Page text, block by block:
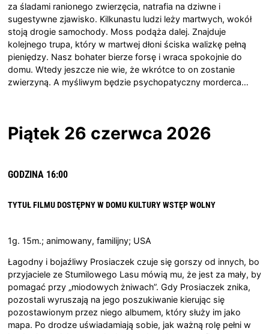
za śladami ranionego zwierzęcia, natrafia na dziwne i
sugestywne zjawisko. Kilkunastu ludzi leży martwych, wokół
stoją drogie samochody. Moss podąża dalej. Znajduje
kolejnego trupa, który w martwej dłoni ściska walizkę pełną
pieniędzy. Nasz bohater bierze forsę i wraca spokojnie do
domu. Wtedy jeszcze nie wie, że wkrótce to on zostanie
zwierzyną. A myśliwym będzie psychopatyczny morderca…
Piątek 26 czerwca 2026
GODZINA 16:00
TYTUŁ FILMU DOSTĘPNY W DOMU KULTURYWSTĘP WOLNY
1g. 15m.; animowany, familijny; USA
Łagodny i bojaźliwy Prosiaczek czuje się gorszy od innych, bo
przyjaciele ze Stumilowego Lasu mówią mu, że jest za mały, by
pomagać przy „miodowych żniwach”. Gdy Prosiaczek znika,
pozostali wyruszają na jego poszukiwanie kierując się
pozostawionym przez niego albumem, który służy im jako
mapa. Po drodze uświadamiają sobie, jak ważną rolę pełni w